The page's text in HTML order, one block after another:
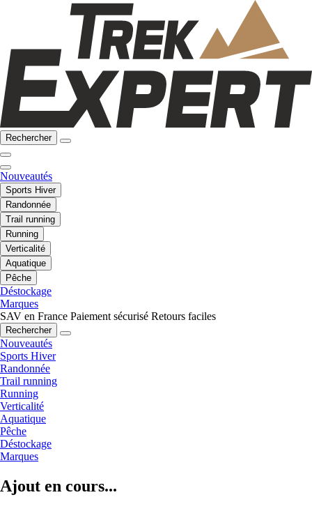
Rechercher
Nouveautés
Sports Hiver
Randonnée
Trail running
Running
Verticalité
Aquatique
Pêche
Déstockage
Marques
SAV en France Paiement sécurisé Retours faciles
Rechercher
Nouveautés
Sports Hiver
Randonnée
Trail running
Running
Verticalité
Aquatique
Pêche
Déstockage
Marques
Ajout en cours...